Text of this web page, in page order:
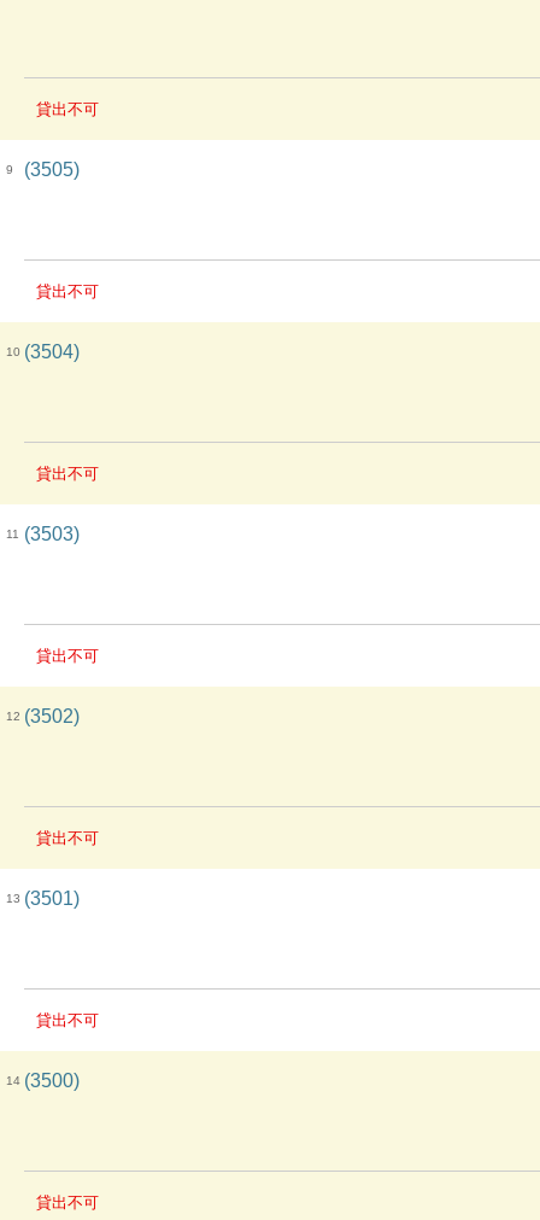
貸出不可
9 (3505)
貸出不可
10 (3504)
貸出不可
11 (3503)
貸出不可
12 (3502)
貸出不可
13 (3501)
貸出不可
14 (3500)
貸出不可